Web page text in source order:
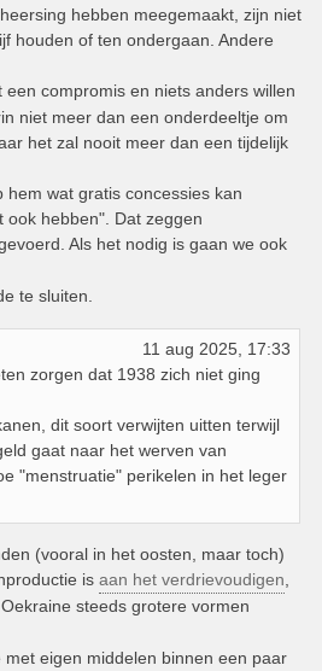
hebben meegemaakt, zijn niet
houden of ten ondergaan. Andere
compromis en niets anders willen
niet meer dan een onderdeeltje om
het zal nooit meer dan een tijdelijk
wat gratis concessies kan
ook hebben". Dat zeggen
Als het nodig is gaan we ook
te sluiten.
11 aug 2025, 17:33
zorgen dat 1938 zich niet ging
dit soort verwijten uitten terwijl
gaat naar het werven van
"menstruatie" perikelen in het leger
(vooral in het oosten, maar toch)
is aan het verdrievoudigen
steeds grotere vormen
eigen middelen binnen een paar